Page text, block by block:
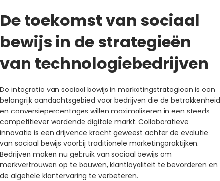
De toekomst van sociaal
bewijs in de strategieën
van technologiebedrijven
De integratie van sociaal bewijs in marketingstrategieën is een
belangrijk aandachtsgebied voor bedrijven die de betrokkenheid
en conversiepercentages willen maximaliseren in een steeds
competitiever wordende digitale markt. Collaboratieve
innovatie is een drijvende kracht geweest achter de evolutie
van sociaal bewijs voorbij traditionele marketingpraktijken.
Bedrijven maken nu gebruik van sociaal bewijs om
merkvertrouwen op te bouwen, klantloyaliteit te bevorderen en
de algehele klantervaring te verbeteren.